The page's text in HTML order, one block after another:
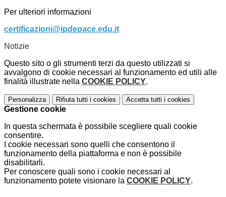
Per ulteriori informazioni
certificazioni@ipdepace.edu.it
Notizie
Questo sito o gli strumenti terzi da questo utilizzati si
avvalgono di cookie necessari al funzionamento ed utili alle
finalità illustrate nella COOKIE POLICY.
Personalizza Rifiuta tutti i cookies Accetta tutti i cookies
Gestione cookie
In questa schermata è possibile scegliere quali cookie
consentire.
I cookie necessari sono quelli che consentono il
funzionamento della piattaforma e non è possibile
disabilitarli.
Per conoscere quali sono i cookie necessari al
funzionamento potete visionare la COOKIE POLICY.